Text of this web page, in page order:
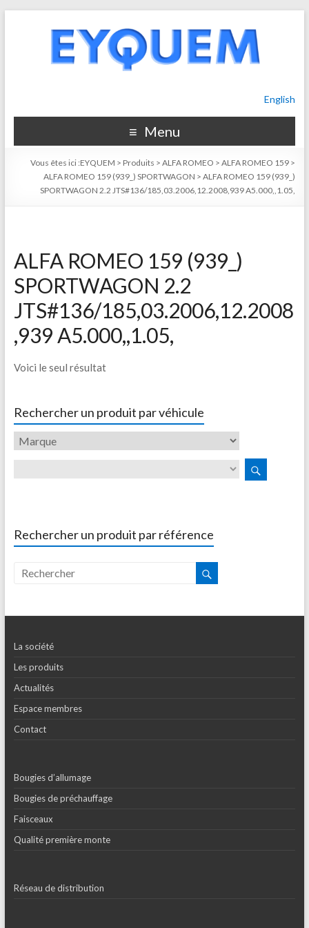
English
Menu
Vous êtes ici :EYQUEM > Produits >ALFA ROMEO >ALFA ROMEO 159 >
ALFA ROMEO 159 (939_) SPORTWAGON >ALFA ROMEO 159 (939_)
SPORTWAGON 2.2 JTS#136/185,03.2006,12.2008,939 A5.000,,1.05,
ALFA ROMEO 159 (939_)
SPORTWAGON 2.2
JTS#136/185,03.2006,12.2008
,939 A5.000,,1.05,
Voici le seul résultat
Rechercher un produit par véhicule
Rechercher un produit par référence
La société
Les produits
Actualités
Espace membres
Contact
Bougies d’allumage
Bougies de préchauffage
Faisceaux
Qualité première monte
Réseau de distribution